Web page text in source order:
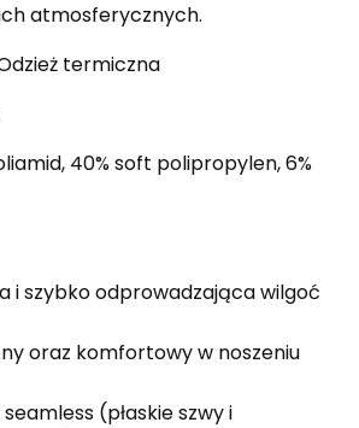
atmosferycznych.
termiczna
40% soft polipropylen, 6%
i szybko odprowadzająca wilgoć
oraz komfortowy w noszeniu
(płaskie szwy i